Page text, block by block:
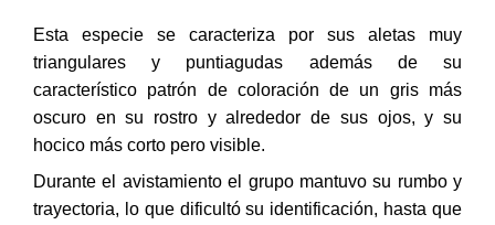
Esta especie se caracteriza por sus aletas muy
triangulares y puntiagudas además de su
característico patrón de coloración de un gris más
oscuro en su rostro y alrededor de sus ojos, y su
hocico más corto pero visible.
Durante el avistamiento el grupo mantuvo su rumbo y
trayectoria, lo que dificultó su identificación, hasta que